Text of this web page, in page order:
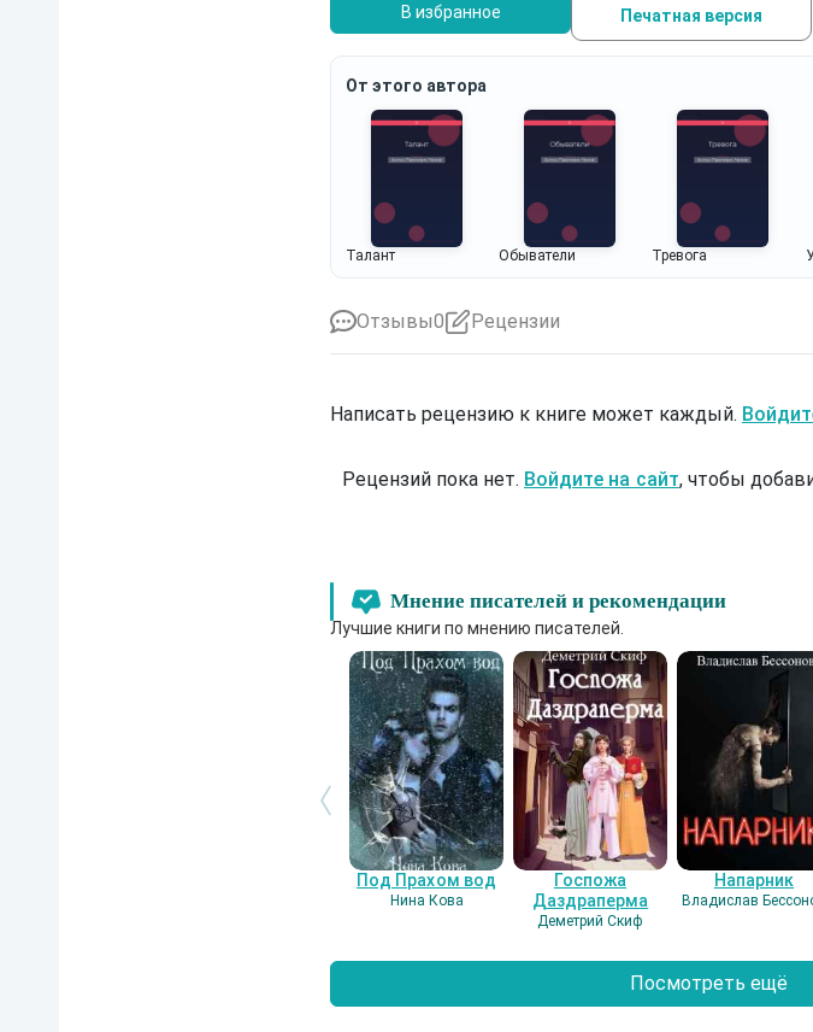
В избранное Печатная версия
От этого автора
Талант Обыватели Тревога
Отзывы0 Рецензии
Написать рецензию к книге может каждый.
Рецензий пока нет. Войдите на сайт, чтобы
Мнение писателей и рекомендации
Лучшие книги по мнению писателей.
Под Прахом вод
Нина Кова
Госпожа
Даздраперма
Деметрий Скиф
Напарник
Владислав
Посмотреть ещё